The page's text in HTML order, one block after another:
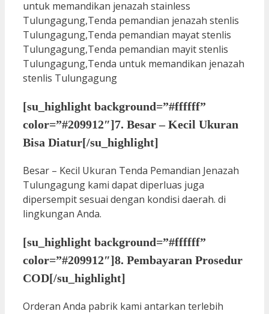
[su_highlight background=”#ffffff”
color=”#209912″]7. Besar – Kecil Ukuran
Bisa Diatur[/su_highlight]
Besar – Kecil Ukuran Tenda Pemandian Jenazah
Tulungagung kami dapat diperluas juga
dipersempit sesuai dengan kondisi daerah. di
lingkungan Anda.
[su_highlight background=”#ffffff”
color=”#209912″]8. Pembayaran Prosedur
COD[/su_highlight]
Orderan Anda pabrik kami antarkan terlebih